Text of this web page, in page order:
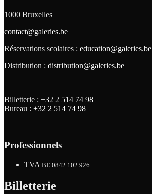
1000 Bruxelles
contact@galeries.be
Réservations scolaires : education@galeries.be
Distribution : distribution@galeries.be
Billetterie : +32 2 514 74 98
Bureau : +32 2 514 74 98
Professionnels
TVA BE 0842.102.926
Billetterie